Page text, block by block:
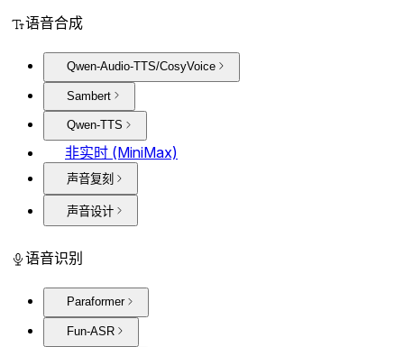
语音合成
Qwen-Audio-TTS/CosyVoice
Sambert
Qwen-TTS
非实时 (MiniMax)
声音复刻
声音设计
语音识别
Paraformer
Fun-ASR